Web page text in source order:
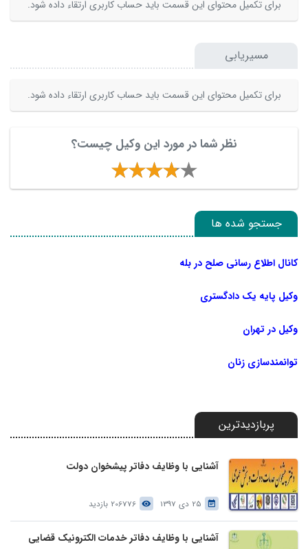
برای تکمیل محتوای این قسمت باید حساب کاربری ارتقاء داده شود.
مسیریابی
برای تکمیل محتوای این قسمت باید حساب کاربری ارتقاء داده شود.
نظر شما در مورد این وکیل چیست؟
جستجو شده ها
کانال اطلاع رسانی صلح در بله
وکیل پایه یک دادگستری
وکیل در تهران
توانمندسازی زنان
پربازدیدترین
آشنایی با وظایف دفاتر پیشخوان دولت
25 دی 1397 206776 بازدید
آشنایی با وظایف دفاتر خدمات الکترونیک قضایی